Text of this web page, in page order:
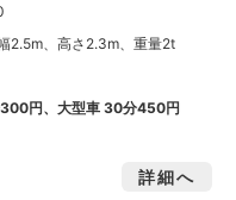
2.5m、高さ2.3m、重量2t
円、大型車 30分450円
詳細へ